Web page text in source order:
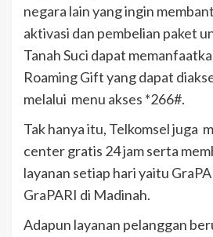
negara lain yang ingin
aktivasi dan pembelian paket
Tanah Suci dapat
Roaming Gift yang dapat
melalui menu akses *266#.
Tak hanya itu, Telkomsel juga
center gratis 24 jam serta
layanan setiap hari yaitu
GraPARI di Madinah.
Adapun layanan pelanggan